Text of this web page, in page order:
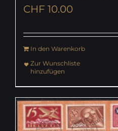
CHF 10.00
In den Warenkorb
Zur Wunschliste
hinzufügen